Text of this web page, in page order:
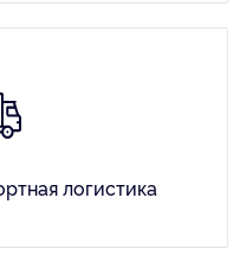
логистика